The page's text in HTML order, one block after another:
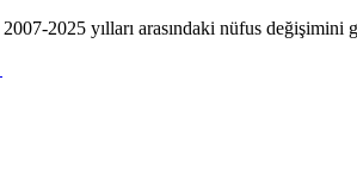
2007-2025 yılları arasındaki nüfus değişimini